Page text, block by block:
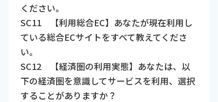
ください。
SC11 【利用総合EC】あなたが現在利用し
ている総合ECサイトをすべて教えてくださ
い。
SC12 【経済圏の利用実態】あなたは、以
下の経済圏を意識してサービスを利用、選択
することがありますか？